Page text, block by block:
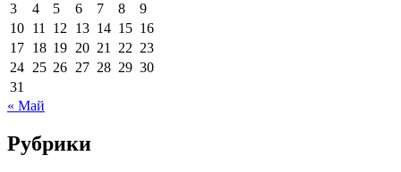
3
4 5 6 7 8
9
10 11 12 13 14 15 16
17 18 19 20 21 22 23
24 25 26 27 28 29 30
31
« Май
Рубрики